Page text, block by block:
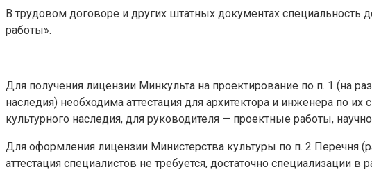
В трудовом договоре и других штатных документах
работы».
Для получения лицензии Минкульта на проектирование по п. 1 (на
наследия) необходима аттестация для архитектора и инженера по
культурного наследия, для руководителя — проектные работы,
Для оформления лицензии Министерства культуры по п. 2 Перечня
аттестация специалистов не требуется, достаточно специализации